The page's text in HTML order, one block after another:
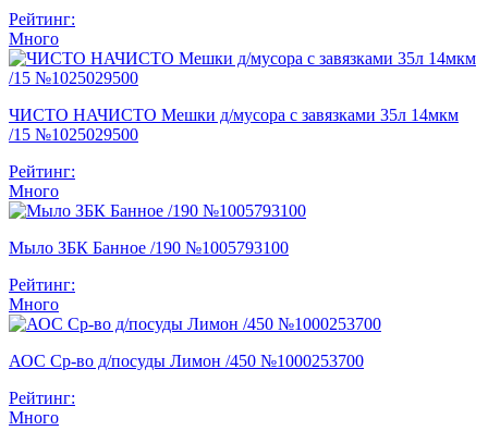
Рейтинг:
Много
ЧИСТО НАЧИСТО Мешки д/мусора с завязками 35л 14мкм
/15 №1025029500
Рейтинг:
Много
Мыло ЗБК Банное /190 №1005793100
Рейтинг:
Много
АОС Ср-во д/посуды Лимон /450 №1000253700
Рейтинг:
Много